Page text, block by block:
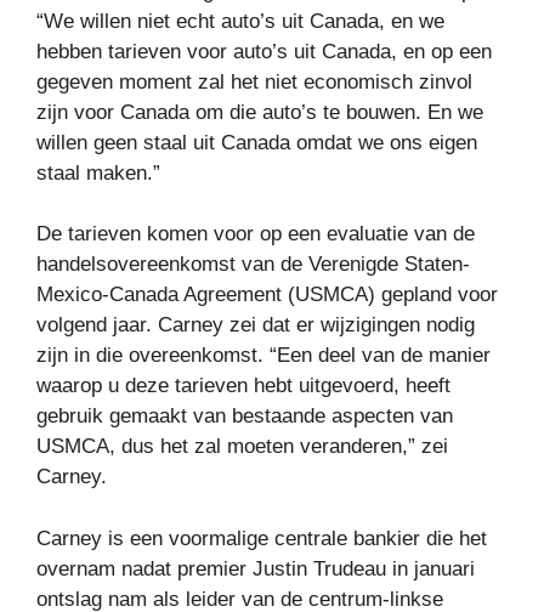
“We willen niet echt auto’s uit Canada, en we
hebben tarieven voor auto’s uit Canada, en op een
gegeven moment zal het niet economisch zinvol
zijn voor Canada om die auto’s te bouwen. En we
willen geen staal uit Canada omdat we ons eigen
staal maken.”
De tarieven komen voor op een evaluatie van de
handelsovereenkomst van de Verenigde Staten-
Mexico-Canada Agreement (USMCA) gepland voor
volgend jaar. Carney zei dat er wijzigingen nodig
zijn in die overeenkomst. “Een deel van de manier
waarop u deze tarieven hebt uitgevoerd, heeft
gebruik gemaakt van bestaande aspecten van
USMCA, dus het zal moeten veranderen,” zei
Carney.
Carney is een voormalige centrale bankier die het
overnam nadat premier Justin Trudeau in januari
ontslag nam als leider van de centrum-linkse